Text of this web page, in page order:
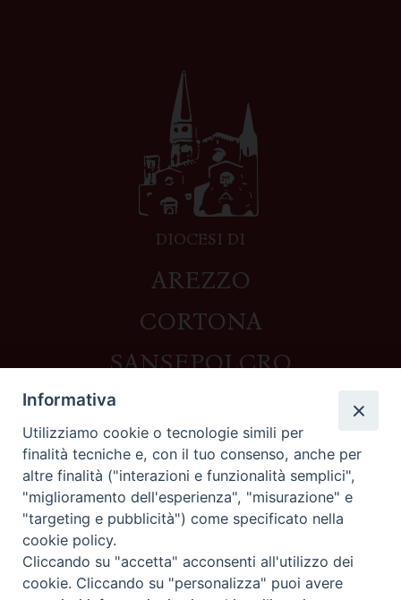
DIOCESI DI
AREZZO
CORTONA
SANSEPOLCRO
Contatti
Piazza del Duomo,1 - 52100 Arezzo
segreteria@diocesi.arezzo.it
Informativa privacy
Informativa
Utilizziamo cookie o tecnologie simili per
finalità tecniche e, con il tuo consenso, anche per
altre finalità ("interazioni e funzionalità semplici",
"miglioramento dell'esperienza", "misurazione" e
"targeting e pubblicità") come specificato nella
cookie policy.
Cliccando su "accetta" acconsenti all'utilizzo dei
cookie. Cliccando su "personalizza" puoi avere